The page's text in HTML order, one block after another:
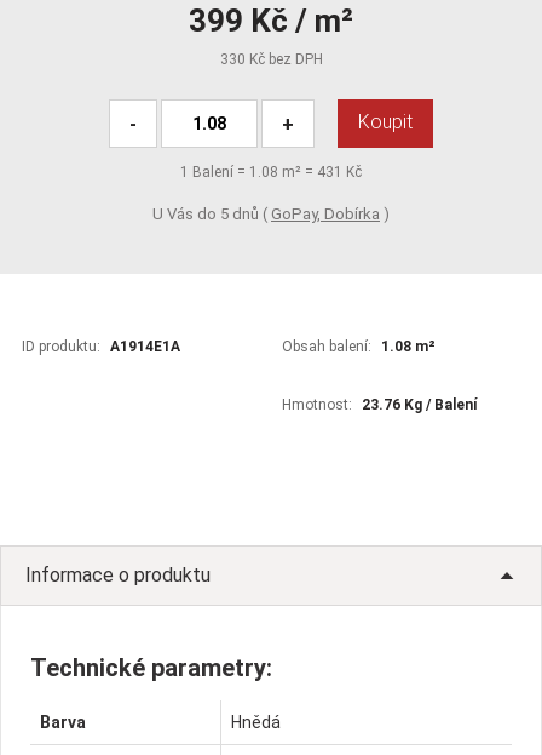
399 Kč / m²
330 Kč bez DPH
- + Koupit
1 Balení = 1.08 m² = 431 Kč
U Vás do 5 dnů ( GoPay, Dobírka )
ID produktu: A1914E1A Obsah balení: 1.08 m²
Hmotnost: 23.76 Kg / Balení
Informace o produktu
Technické parametry:
Barva Hnědá